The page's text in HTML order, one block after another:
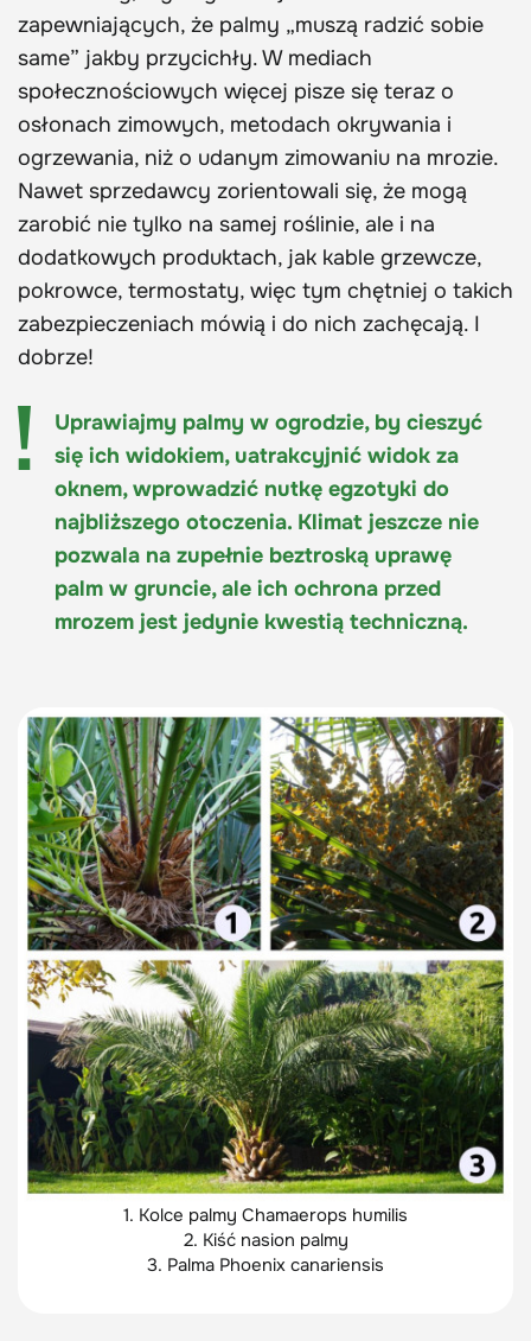
zapewniających, że palmy „muszą radzić sobie
same” jakby przycichły. W mediach
społecznościowych więcej pisze się teraz o
osłonach zimowych, metodach okrywania i
ogrzewania, niż o udanym zimowaniu na mrozie.
Nawet sprzedawcy zorientowali się, że mogą
zarobić nie tylko na samej roślinie, ale i na
dodatkowych produktach, jak kable grzewcze,
pokrowce, termostaty, więc tym chętniej o takich
zabezpieczeniach mówią i do nich zachęcają. I
dobrze!
Uprawiajmy palmy w ogrodzie, by cieszyć
się ich widokiem, uatrakcyjnić widok za
oknem, wprowadzić nutkę egzotyki do
najbliższego otoczenia. Klimat jeszcze nie
pozwala na zupełnie beztroską uprawę
palm w gruncie, ale ich ochrona przed
mrozem jest jedynie kwestią techniczną.
1. Kolce palmy Chamaerops humilis
2. Kiść nasion palmy
3. Palma Phoenix canariensis